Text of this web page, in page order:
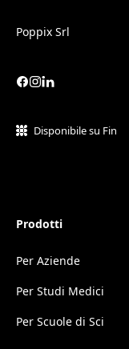
Poppix Srl
Disponibile su Fin
Prodotti
Per Aziende
Per Studi Medici
Per Scuole di Sci